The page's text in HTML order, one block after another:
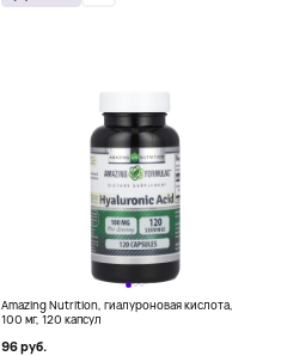
Amazing Nutrition, гиалуроновая кислота,
100 мг, 120 капсул
96 руб.